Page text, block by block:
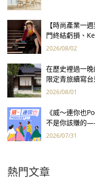
【時尚產業一
門終結虧損、
報亮眼
2026/08/02
在歷史裡過一
限定青旅續寫
2026/08/01
《威～連你也
不是你該賺的
2026/07/31
熱門文章